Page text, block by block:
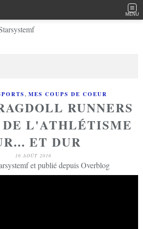
MENU
, MES COUPS DE COEUR
RUNNERS
DE L'ATHLÉTISME
ET DUR
16 AOÛT 2016
et publié depuis Overblog